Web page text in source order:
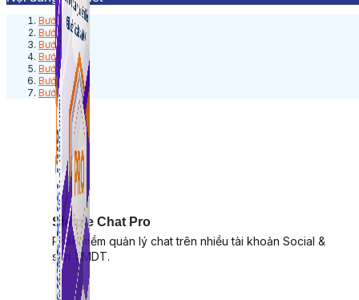
Simple Chat Pro
Phần mềm quản lý chat trên nhiều tài khoản Social &
sàn TMDT.
Bước 1:
Bước 2:
Bước 3:
Bước 4:
Bước 5:
Bước 6:
Bước 7: